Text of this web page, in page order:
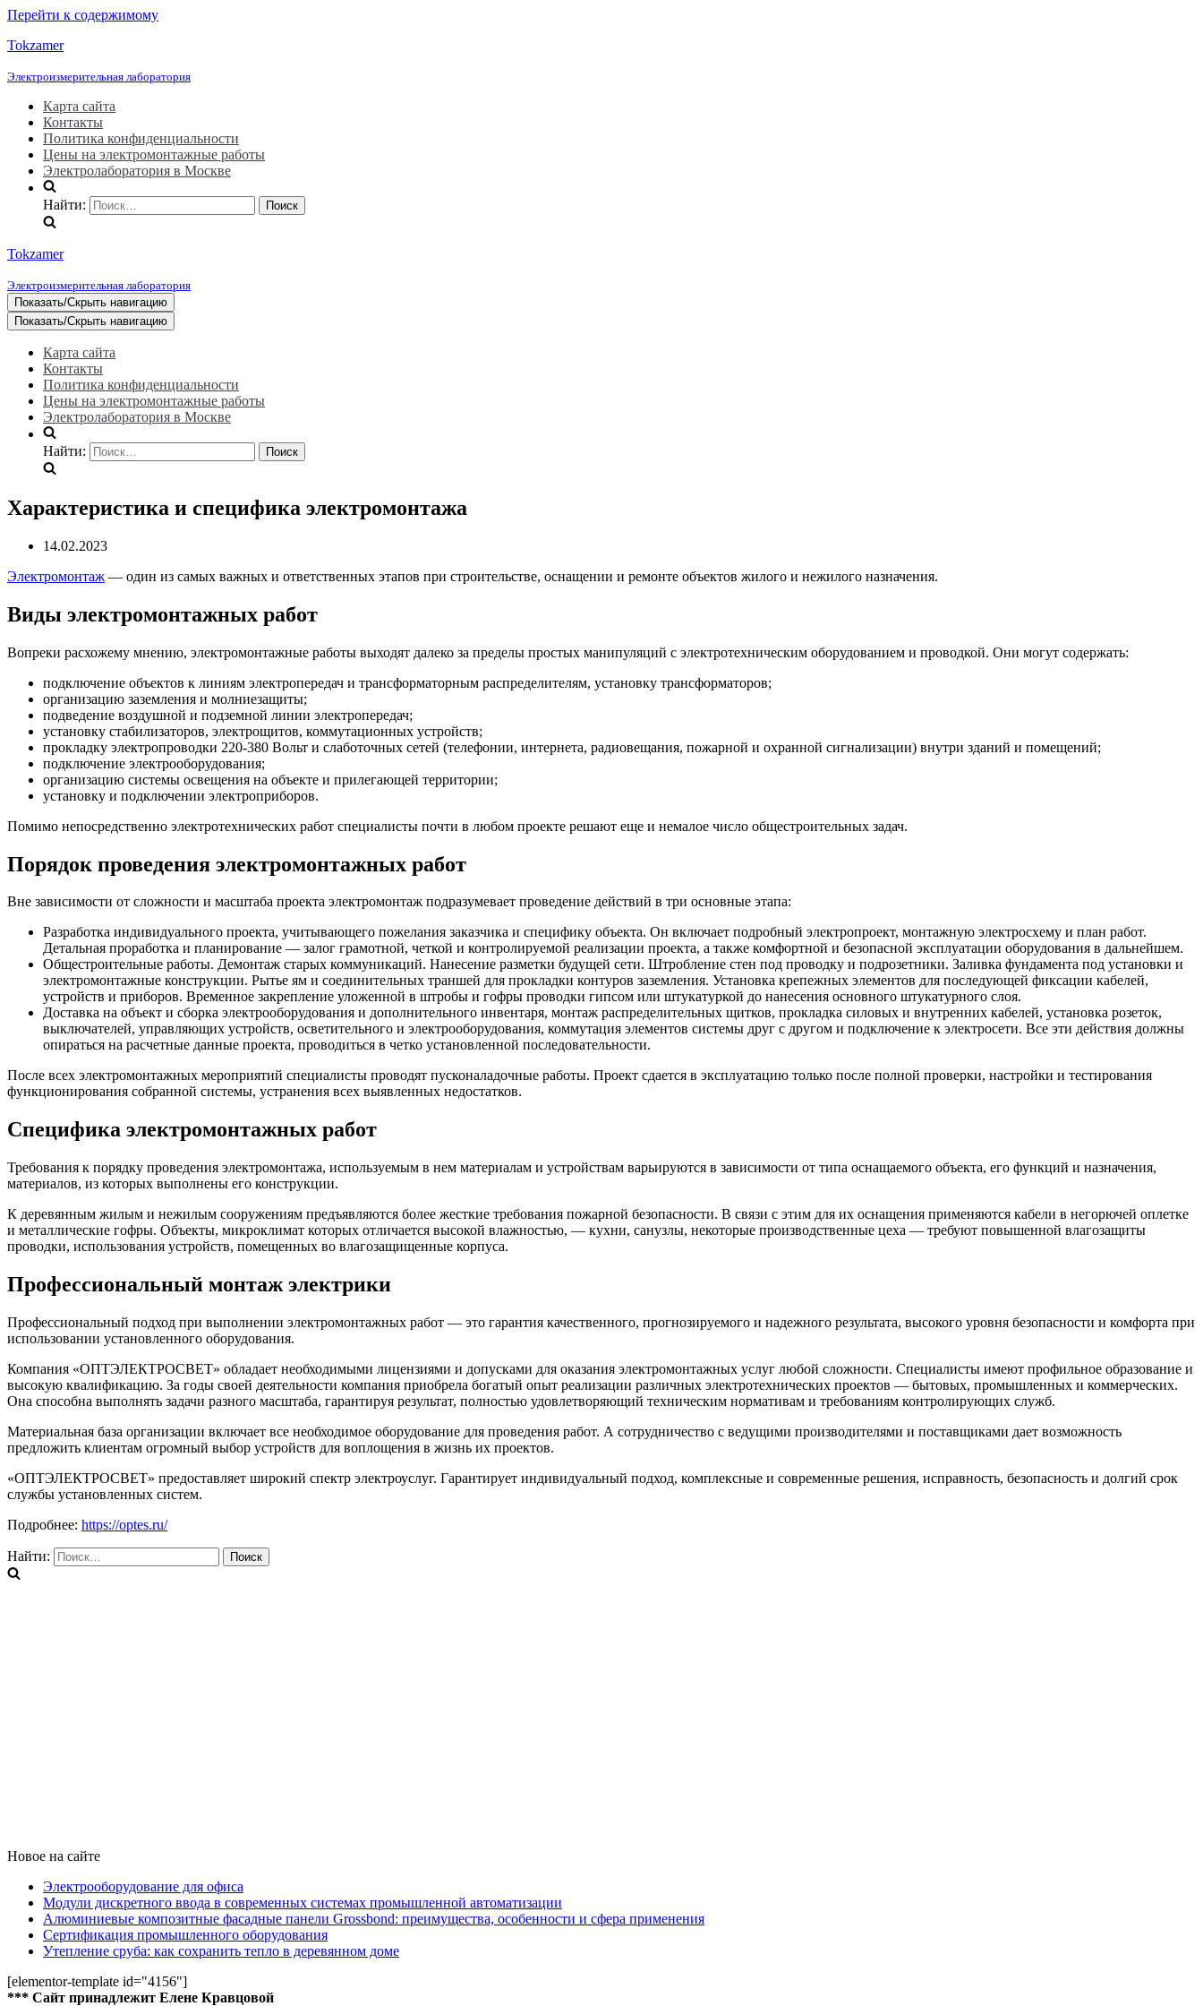
Перейти к содержимому
Tokzamer
Электроизмерительная лаборатория
Карта сайта
Контакты
Политика конфиденциальности
Цены на электромонтажные работы
Электролаборатория в Москве
Найти:
Tokzamer
Электроизмерительная лаборатория
Показать/Скрыть навигацию
Показать/Скрыть навигацию
Карта сайта
Контакты
Политика конфиденциальности
Цены на электромонтажные работы
Электролаборатория в Москве
Найти:
Характеристика и специфика электромонтажа
14.02.2023
Электромонтаж — один из самых важных и ответственных этапов при строительстве, оснащении и ремонте объектов жилого и нежилого назначения.
Виды электромонтажных работ
Вопреки расхожему мнению, электромонтажные работы выходят далеко за пределы простых манипуляций с электротехническим оборудованием и проводкой. Они могут содержать:
подключение объектов к линиям электропередач и трансформаторным распределителям, установку трансформаторов;
организацию заземления и молниезащиты;
подведение воздушной и подземной линии электропередач;
установку стабилизаторов, электрощитов, коммутационных устройств;
прокладку электропроводки 220-380 Вольт и слаботочных сетей (телефонии, интернета, радиовещания, пожарной и охранной сигнализации) внутри зданий и помещений;
подключение электрооборудования;
организацию системы освещения на объекте и прилегающей территории;
установку и подключении электроприборов.
Помимо непосредственно электротехнических работ специалисты почти в любом проекте решают еще и немалое число общестроительных задач.
Порядок проведения электромонтажных работ
Вне зависимости от сложности и масштаба проекта электромонтаж подразумевает проведение действий в три основные этапа:
Разработка индивидуального проекта, учитывающего пожелания заказчика и специфику объекта. Он включает подробный электропроект, монтажную электросхему и план работ.
Детальная проработка и планирование — залог грамотной, четкой и контролируемой реализации проекта, а также комфортной и безопасной эксплуатации оборудования в дальнейшем.
Общестроительные работы. Демонтаж старых коммуникаций. Нанесение разметки будущей сети. Штробление стен под проводку и подрозетники. Заливка фундамента под установки и
электромонтажные конструкции. Рытье ям и соединительных траншей для прокладки контуров заземления. Установка крепежных элементов для последующей фиксации кабелей,
устройств и приборов. Временное закрепление уложенной в штробы и гофры проводки гипсом или штукатуркой до нанесения основного штукатурного слоя.
Доставка на объект и сборка электрооборудования и дополнительного инвентаря, монтаж распределительных щитков, прокладка силовых и внутренних кабелей, установка розеток,
выключателей, управляющих устройств, осветительного и электрооборудования, коммутация элементов системы друг с другом и подключение к электросети. Все эти действия должны
опираться на расчетные данные проекта, проводиться в четко установленной последовательности.
После всех электромонтажных мероприятий специалисты проводят пусконаладочные работы. Проект сдается в эксплуатацию только после полной проверки, настройки и тестирования
функционирования собранной системы, устранения всех выявленных недостатков.
Специфика электромонтажных работ
Требования к порядку проведения электромонтажа, используемым в нем материалам и устройствам варьируются в зависимости от типа оснащаемого объекта, его функций и назначения,
материалов, из которых выполнены его конструкции.
К деревянным жилым и нежилым сооружениям предъявляются более жесткие требования пожарной безопасности. В связи с этим для их оснащения применяются кабели в негорючей оплетке
и металлические гофры. Объекты, микроклимат которых отличается высокой влажностью, — кухни, санузлы, некоторые производственные цеха — требуют повышенной влагозащиты
проводки, использования устройств, помещенных во влагозащищенные корпуса.
Профессиональный монтаж электрики
Профессиональный подход при выполнении электромонтажных работ — это гарантия качественного, прогнозируемого и надежного результата, высокого уровня безопасности и комфорта при
использовании установленного оборудования.
Компания «ОПТЭЛЕКТРОСВЕТ» обладает необходимыми лицензиями и допусками для оказания электромонтажных услуг любой сложности. Специалисты имеют профильное образование и
высокую квалификацию. За годы своей деятельности компания приобрела богатый опыт реализации различных электротехнических проектов — бытовых, промышленных и коммерческих.
Она способна выполнять задачи разного масштаба, гарантируя результат, полностью удовлетворяющий техническим нормативам и требованиям контролирующих служб.
Материальная база организации включает все необходимое оборудование для проведения работ. А сотрудничество с ведущими производителями и поставщиками дает возможность
предложить клиентам огромный выбор устройств для воплощения в жизнь их проектов.
«ОПТЭЛЕКТРОСВЕТ» предоставляет широкий спектр электроуслуг. Гарантирует индивидуальный подход, комплексные и современные решения, исправность, безопасность и долгий срок
службы установленных систем.
Подробнее: https://optes.ru/
Найти:
Новое на сайте
Электрооборудование для офиса
Модули дискретного ввода в современных системах промышленной автоматизации
Алюминиевые композитные фасадные панели Grossbond: преимущества, особенности и сфера применения
Сертификация промышленного оборудования
Утепление сруба: как сохранить тепло в деревянном доме
[elementor-template id="4156"]
*** Сайт принадлежит Елене Кравцовой